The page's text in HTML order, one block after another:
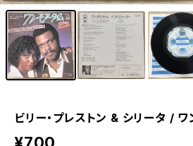
ビリー・プレストン & シリータ / ワ